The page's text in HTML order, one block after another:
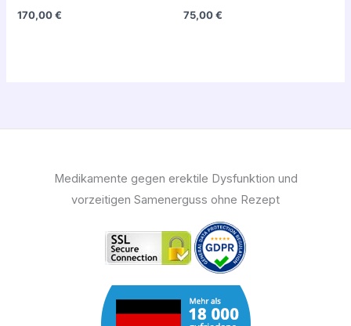
170,00€ 75,00€
Medikamente gegen erektile Dysfunktion und
vorzeitigen Samenerguss ohne Rezept